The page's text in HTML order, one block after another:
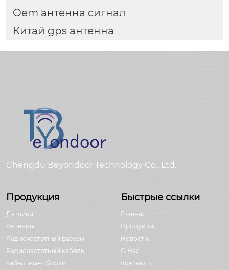
Oem антенна сигнал
Китай gps антенна
Chengdu Beyondoor Technology Co., Ltd.
Продукция
Датчики
Антенны
Радиочастотный разъем
Радиочастотный кабель,
кабельные сборки
Быстрые ссылки
Главная
Продукция
Новости
О Hас
Контакты